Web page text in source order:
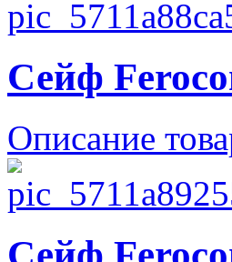
Сейф
Описание